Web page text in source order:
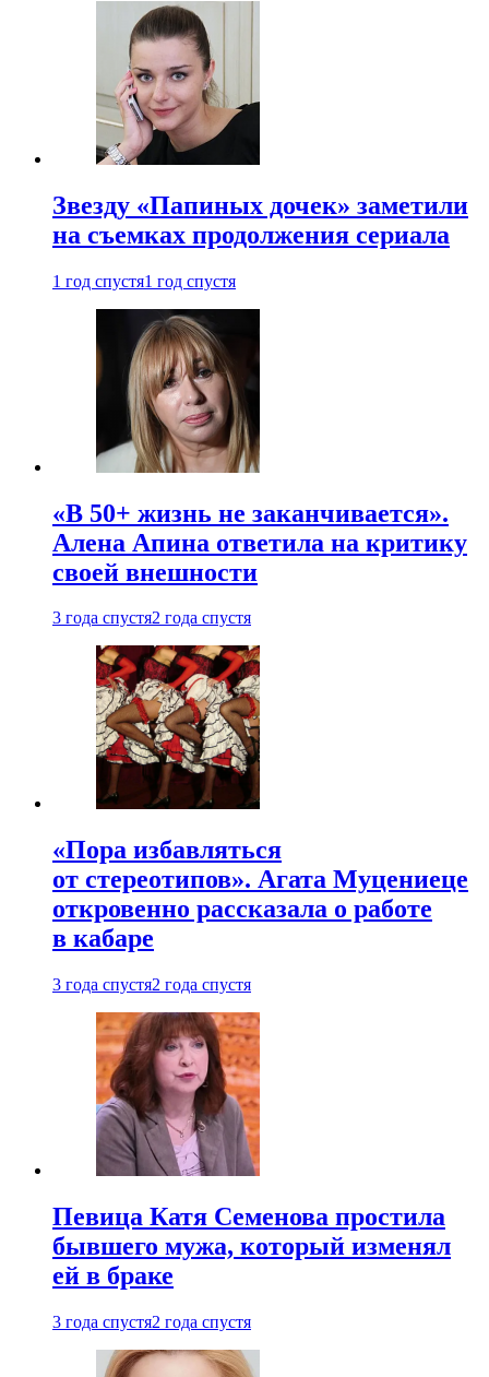
Звезду «Папиных дочек» заметили
на съемках продолжения сериала
1 год спустя1 год спустя
«В 50+ жизнь не заканчивается».
Алена Апина ответила на критику
своей внешности
3 года спустя2 года спустя
«Пора избавляться
от стереотипов». Агата Муцениеце
откровенно рассказала о работе
в кабаре
3 года спустя2 года спустя
Певица Катя Семенова простила
бывшего мужа, который изменял
ей в браке
3 года спустя2 года спустя